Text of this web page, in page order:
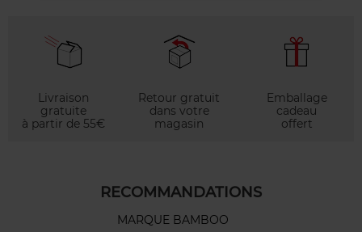
Livraison
gratuite
à partir de 55€
Retour gratuit
dans votre
magasin
Emballage
cadeau
offert
RECOMMANDATIONS
MARQUE BAMBOO